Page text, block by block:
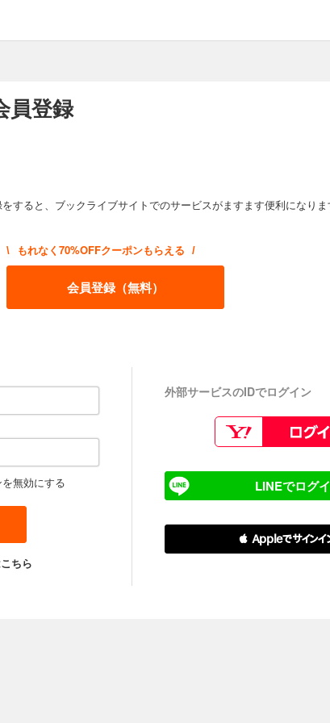
員登録
すると、ブックライブサイトでのサービスがますます便利になり
\ もれなく70%OFFクーポンもらえる /
会員登録（無料）
無効にする
ちら
外部サービスのIDでログイン
LINEでログ
 Appleでサインイ